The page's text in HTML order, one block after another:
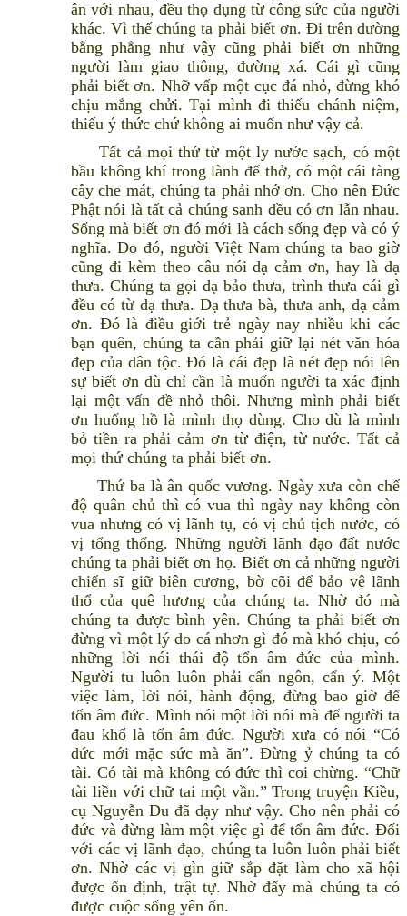
ân với nhau, đều thọ dụng từ công sức của người
khác. Vì thế chúng ta phải biết ơn. Đi trên đường
bằng phẳng như vậy cũng phải biết ơn những
người làm giao thông, đường xá. Cái gì cũng
phải biết ơn. Nhỡ vấp một cục đá nhỏ, đừng khó
chịu mắng chửi. Tại mình đi thiếu chánh niệm,
thiếu ý thức chứ không ai muốn như vậy cả.
Tất cả mọi thứ từ một ly nước sạch, có một
bầu không khí trong lành để thở, có một cái tàng
cây che mát, chúng ta phải nhớ ơn. Cho nên Đức
Phật nói là tất cả chúng sanh đều có ơn lẫn nhau.
Sống mà biết ơn đó mới là cách sống đẹp và có ý
nghĩa. Do đó, người Việt Nam chúng ta bao giờ
cũng đi kèm theo câu nói dạ cảm ơn, hay là dạ
thưa. Chúng ta gọi dạ bảo thưa, trình thưa cái gì
đều có từ dạ thưa. Dạ thưa bà, thưa anh, dạ cảm
ơn. Đó là điều giới trẻ ngày nay nhiều khi các
bạn quên, chúng ta cần phải giữ lại nét văn hóa
đẹp của dân tộc. Đó là cái đẹp là nét đẹp nói lên
sự biết ơn dù chỉ cần là muốn người ta xác định
lại một vấn đề nhỏ thôi. Nhưng mình phải biết
ơn huống hồ là mình thọ dùng. Cho dù là mình
bỏ tiền ra phải cảm ơn từ điện, từ nước. Tất cả
mọi thứ chúng ta phải biết ơn.
Thứ ba là ân quốc vương. Ngày xưa còn chế
độ quân chủ thì có vua thì ngày nay không còn
vua nhưng có vị lãnh tụ, có vị chủ tịch nước, có
vị tổng thống. Những người lãnh đạo đất nước
chúng ta phải biết ơn họ. Biết ơn cả những người
chiến sĩ giữ biên cương, bờ cõi để bảo vệ lãnh
thổ của quê hương của chúng ta. Nhờ đó mà
chúng ta được bình yên. Chúng ta phải biết ơn
đừng vì một lý do cá nhơn gì đó mà khó chịu, có
những lời nói thái độ tổn âm đức của mình.
Người tu luôn luôn phải cẩn ngôn, cẩn ý. Một
việc làm, lời nói, hành động, đừng bao giờ để
tổn âm đức. Mình nói một lời nói mà để người ta
đau khổ là tổn âm đức. Người xưa có nói “Có
đức mới mặc sức mà ăn”. Đừng ỷ chúng ta có
tài. Có tài mà không có đức thì coi chừng. “Chữ
tài liền với chữ tai một vần.” Trong truyện Kiều,
cụ Nguyễn Du đã dạy như vậy. Cho nên phải có
đức và đừng làm một việc gì để tổn âm đức. Đối
với các vị lãnh đạo, chúng ta luôn luôn phải biết
ơn. Nhờ các vị gìn giữ sắp đặt làm cho xã hội
được ổn định, trật tự. Nhờ đấy mà chúng ta có
được cuộc sống yên ổn.